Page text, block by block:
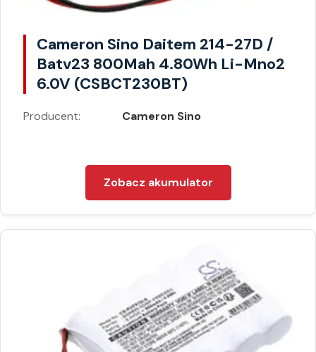
Cameron Sino Daitem 214-27D /
Batv23 800Mah 4.80Wh Li-Mno2
6.0V (CSBCT230BT)
Producent: Cameron Sino
Zobacz akumulator